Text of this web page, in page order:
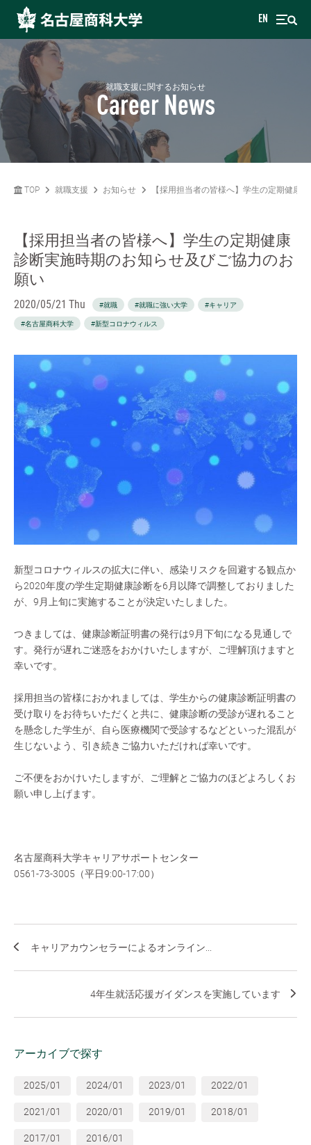
EN
就職支援に関するお知らせ
Career News
TOP 就職支援 お知らせ 【採用担当者の皆様へ】学生の定期健康
【採用担当者の皆様へ】学生の定期健康
診断実施時期のお知らせ及びご協力のお
願い
2020/05/21 Thu #就職 #就職に強い大学 #キャリア
#名古屋商科大学 #新型コロナウィルス
新型コロナウィルスの拡大に伴い、感染リスクを回避する観点か
ら2020年度の学生定期健康診断を6月以降で調整しておりました
が、9月上旬に実施することが決定いたしました。
つきましては、健康診断証明書の発行は9月下旬になる見通しで
す。発行が遅れご迷惑をおかけいたしますが、ご理解頂けますと
幸いです。
採用担当の皆様におかれましては、学生からの健康診断証明書の
受け取りをお待ちいただくと共に、健康診断の受診が遅れること
を懸念した学生が、自ら医療機関で受診するなどといった混乱が
生じないよう、引き続きご協力いただければ幸いです。
ご不便をおかけいたしますが、ご理解とご協力のほどよろしくお
願い申し上げます。
名古屋商科大学キャリアサポートセンター
0561-73-3005（平日9:00-17:00）
キャリアカウンセラーによるオンライン...
4年生就活応援ガイダンスを実施しています
アーカイブで探す
2025/01 2024/01 2023/01 2022/01
2021/01 2020/01 2019/01 2018/01
2017/01 2016/01